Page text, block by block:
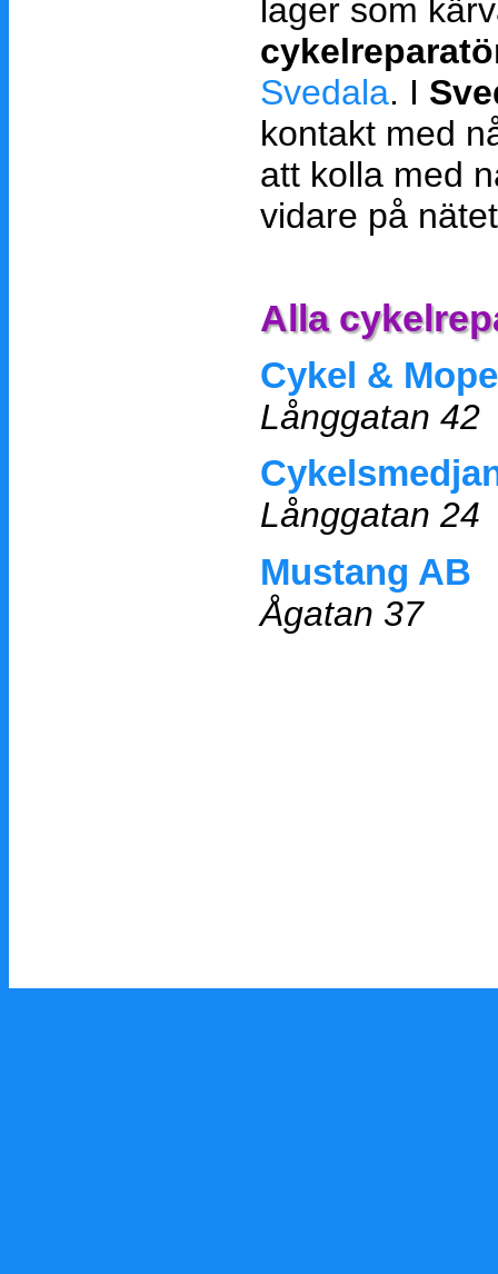
lager som
Svedala. I
kontakt med
att kolla med
vidare på
Alla
Cykel &
Långgatan 42
Långgatan 24
Mustang AB
Ågatan 37